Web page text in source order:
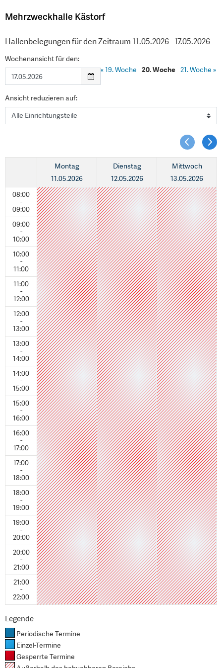
Mehrzweckhalle Kästorf
Hallenbelegungen für den Zeitraum 11.05.2026 - 17.05.2026
Wochenansicht für den:
«19. Woche 20. Woche 21. Woche »
Ansicht reduzieren auf:
08:00
-
09:00
09:00
-
10:00
10:00
-
11:00
11:00
-
12:00
12:00
-
13:00
13:00
-
14:00
14:00
-
15:00
15:00
-
16:00
16:00
-
17:00
17:00
-
18:00
18:00
-
19:00
19:00
-
20:00
20:00
-
21:00
21:00
-
22:00
Montag
11.05.2026
Dienstag
12.05.2026
Mittwoch
13.05.2026
Legende
Periodische Termine
Einzel-Termine
Gesperrte Termine